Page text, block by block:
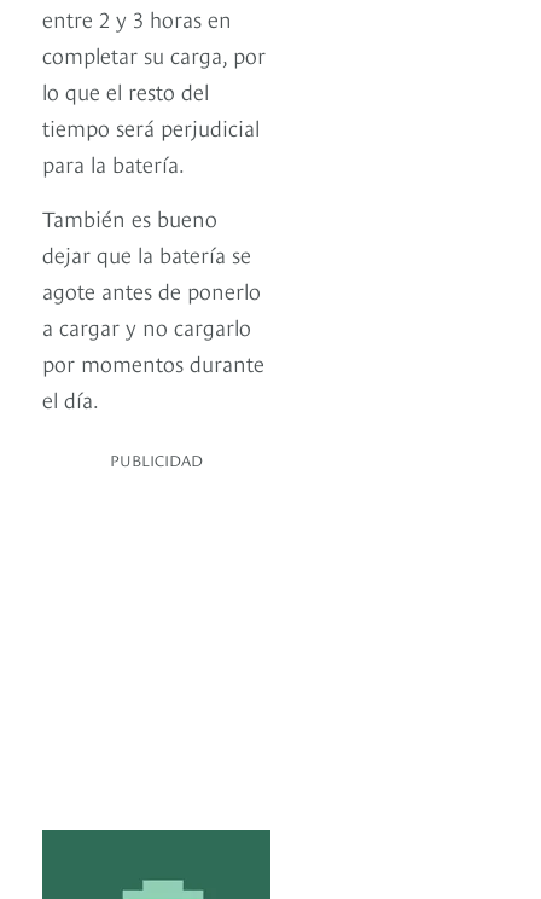
entre 2 y 3 horas en
completar su carga, por
lo que el resto del
tiempo será perjudicial
para la batería.
También es bueno
dejar que la batería se
agote antes de ponerlo
a cargar y no cargarlo
por momentos durante
el día.
PUBLICIDAD